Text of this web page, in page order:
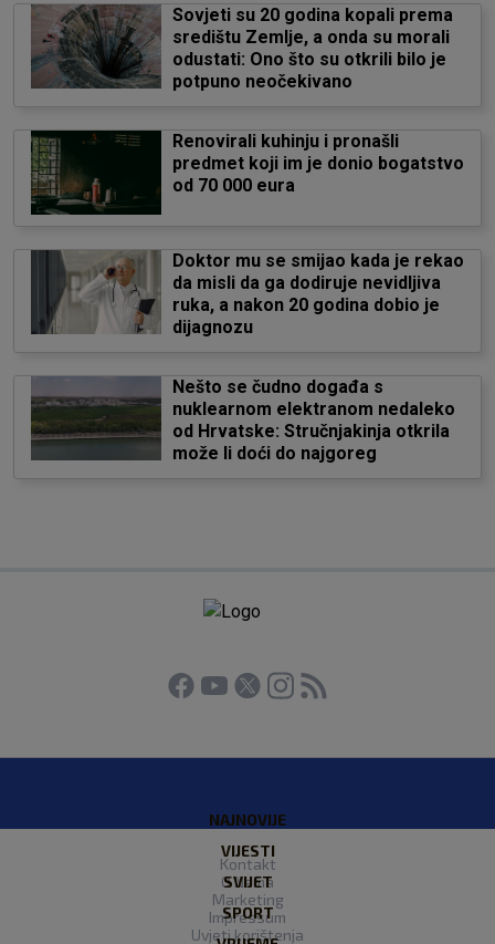
Sovjeti su 20 godina kopali prema
središtu Zemlje, a onda su morali
odustati: Ono što su otkrili bilo je
potpuno neočekivano
Renovirali kuhinju i pronašli
predmet koji im je donio bogatstvo
od 70 000 eura
Doktor mu se smijao kada je rekao
da misli da ga dodiruje nevidljiva
ruka, a nakon 20 godina dobio je
dijagnozu
Nešto se čudno događa s
nuklearnom elektranom nedaleko
od Hrvatske: Stručnjakinja otkrila
može li doći do najgoreg
NAJNOVIJE
VIJESTI
SVIJET
SPORT
Kontakt
O Nama
Marketing
Impressum
Uvjeti korištenja